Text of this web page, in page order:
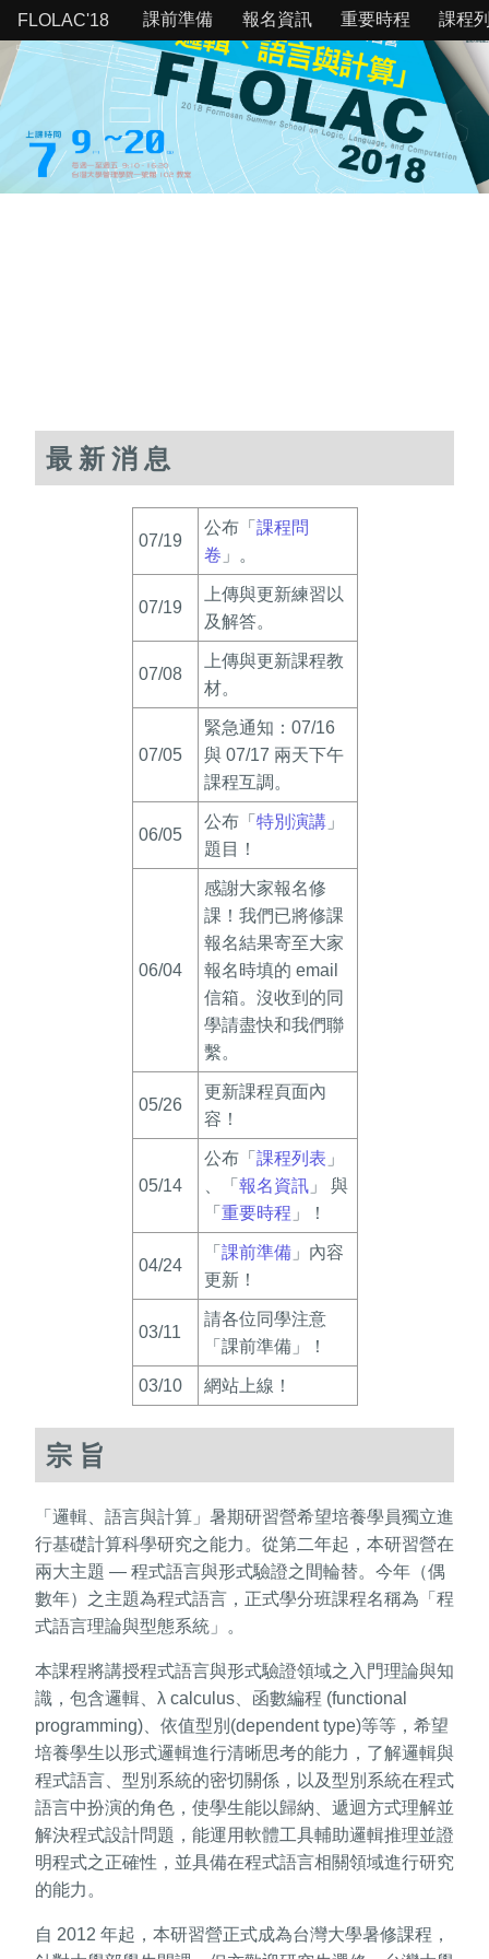
FLOLAC'18 課前準備 報名資訊 重要時程 課程
最新消息
07/19
公布「 課程問
卷 」。
07/19
上傳與更新練習以
及解答。
07/08
上傳與更新課程教
材。
07/05
緊急通知：07/16
與 07/17 兩天下午
課程互調。
06/05
公布「 特別演講」
題目！
06/04
感謝大家報名修
課！我們已將修課
報名結果寄至大家
報名時填的 email
信箱。沒收到的同
學請盡快和我們聯
繫。
05/26
更新課程頁面內
容！
05/14
公布「 課程列表 」
、「 報名資訊」 與
「 重要時程 」！
04/24
「 課前準備」內容
更新！
03/11
請各位同學注意
「課前準備」！
03/10 網站上線！
宗旨
「邏輯、語言與計算」暑期研習營希望培養學員獨立進
行基礎計算科學研究之能力。從第二年起，本研習營在
兩大主題 — 程式語言與形式驗證之間輪替。今年（偶
數年）之主題為程式語言，正式學分班課程名稱為「程
式語言理論與型態系統」。
本課程將講授程式語言與形式驗證領域之入門理論與知
識，包含邏輯、λ calculus、函數編程 (functional
programming)、依值型別(dependent type)等等，希望
培養學生以形式邏輯進行清晰思考的能力，了解邏輯與
程式語言、型別系統的密切關係，以及型別系統在程式
語言中扮演的角色，使學生能以歸納、遞迴方式理解並
解決程式設計問題，能運用軟體工具輔助邏輯推理並證
明程式之正確性，並具備在程式語言相關領域進行研究
的能力。
自 2012 年起，本研習營正式成為台灣大學暑修課程，